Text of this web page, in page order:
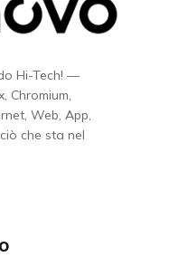
Hi-Tech! —
Chromium,
Web, App,
che sta nel